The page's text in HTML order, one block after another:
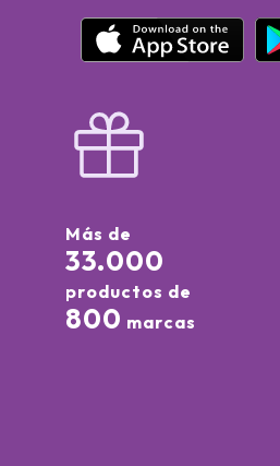
Más de
33.000
productos de
800 marcas